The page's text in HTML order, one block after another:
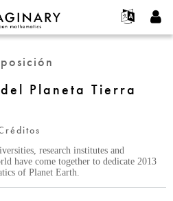
Deutsch
Türkçe
Galerías
Textos
nueva cuenta
nueva contraseña
Planeta Tierra
research institutes and
have come together to dedicate 2013
of Planet Earth.